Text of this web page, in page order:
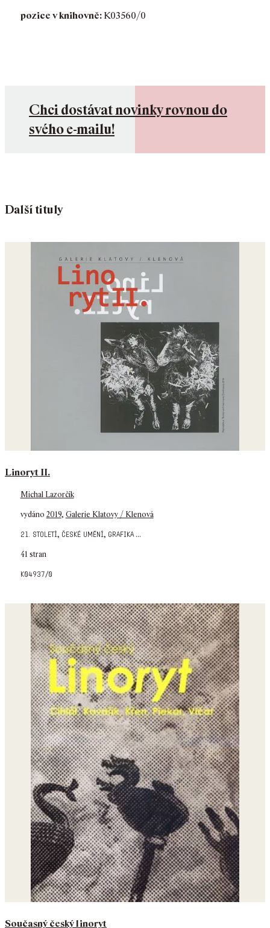
pozice v knihovně:K03560/0
Chci dostávat novinky rovnou do
svého e-mailu!
Další tituly
Linoryt II.
Michal Lazorčík
vydáno 2019, Galerie Klatovy / Klenová
21. století, české umění, grafika...
41 stran
k04937/0
Současný český linoryt